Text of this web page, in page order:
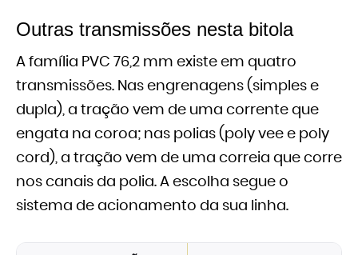
Outras transmissões nesta bitola
A família PVC 76,2 mm existe em quatro
transmissões. Nas engrenagens (simples e
dupla), a tração vem de uma corrente que
engata na coroa; nas polias (poly vee e poly
cord), a tração vem de uma correia que corre
nos canais da polia. A escolha segue o
sistema de acionamento da sua linha.